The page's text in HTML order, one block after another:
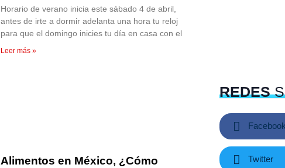
Horario de verano inicia este sábado 4 de abril,
antes de irte a dormir adelanta una hora tu reloj
para que el domingo inicies tu día en casa con el
Leer más »
Alimentos en México, ¿Cómo
REDES
Twitter